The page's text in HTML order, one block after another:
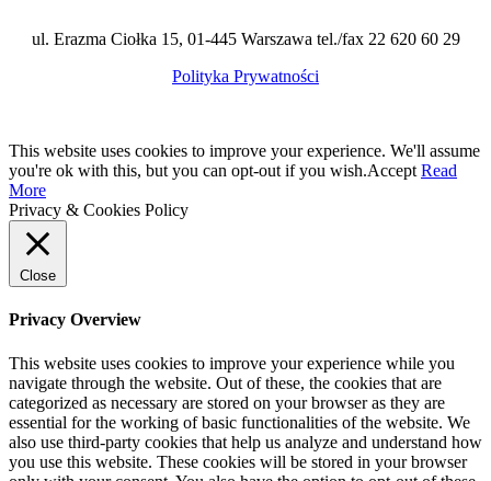
ul. Erazma Ciołka 15, 01-445 Warszawa tel./fax 22 620 60 29
Polityka Prywatności
This website uses cookies to improve your experience. We'll assume
you're ok with this, but you can opt-out if you wish.Accept Read
More
Privacy & Cookies Policy
Close
Privacy Overview
This website uses cookies to improve your experience while you
navigate through the website. Out of these, the cookies that are
categorized as necessary are stored on your browser as they are
essential for the working of basic functionalities of the website. We
also use third-party cookies that help us analyze and understand how
you use this website. These cookies will be stored in your browser